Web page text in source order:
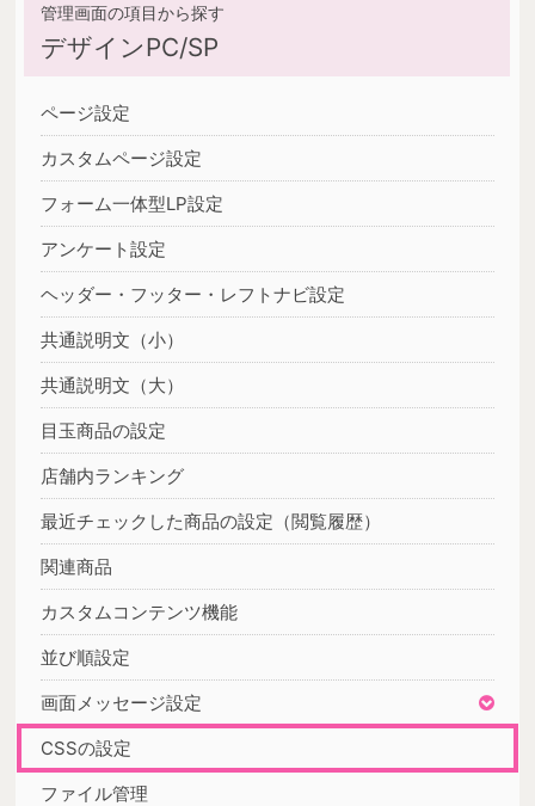
デザインPC/SP
ページ設定
カスタムページ設定
フォーム一体型LP設定
アンケート設定
ヘッダー・フッター・レフトナビ設定
共通説明文（小）
共通説明文（大）
目玉商品の設定
店舗内ランキング
最近チェックした商品の設定（閲覧履歴）
関連商品
カスタムコンテンツ機能
並び順設定
画面メッセージ設定
CSSの設定
ファイル管理